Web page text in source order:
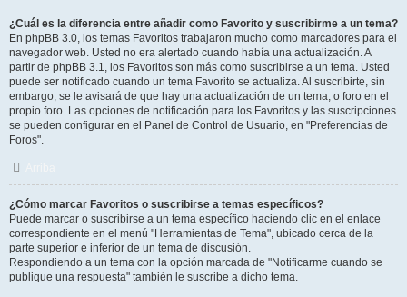
¿Cuál es la diferencia entre añadir como Favorito y suscribirme a un tema?
En phpBB 3.0, los temas Favoritos trabajaron mucho como marcadores para el
navegador web. Usted no era alertado cuando había una actualización. A
partir de phpBB 3.1, los Favoritos son más como suscribirse a un tema. Usted
puede ser notificado cuando un tema Favorito se actualiza. Al suscribirte, sin
embargo, se le avisará de que hay una actualización de un tema, o foro en el
propio foro. Las opciones de notificación para los Favoritos y las suscripciones
se pueden configurar en el Panel de Control de Usuario, en "Preferencias de
Foros".
¿Cómo marcar Favoritos o suscribirse a temas específicos?
Puede marcar o suscribirse a un tema específico haciendo clic en el enlace
correspondiente en el menú "Herramientas de Tema", ubicado cerca de la
parte superior e inferior de un tema de discusión.
Respondiendo a un tema con la opción marcada de "Notificarme cuando se
publique una respuesta" también le suscribe a dicho tema.